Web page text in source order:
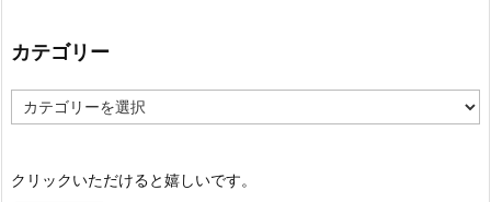
カテゴリー
テ
ー
クリックいただけると嬉しいです。